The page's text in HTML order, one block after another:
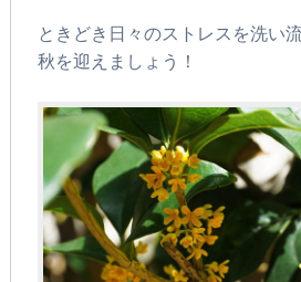
ときどき日々のストレスを洗い
秋を迎えましょう！